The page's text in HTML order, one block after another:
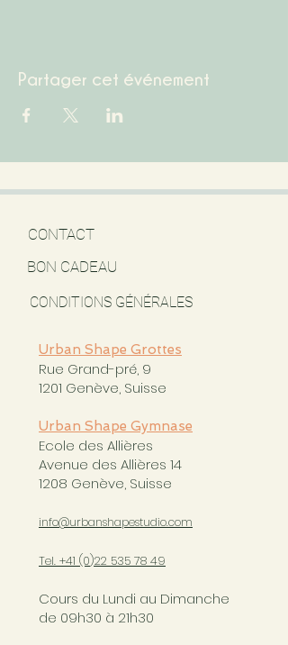
Partager cet événement
CONTACT
BON CADEAU
CONDITIONS GÉNÉRALES
Urban Shape Grottes
Rue Grand-pré, 9
1201 Genève, Suisse
Urban Shape Gymnase
Ecole des Allières
Avenue des Allières 14
1208 Genève, Suisse
info@urbanshapestudio.com
Tel. +41 (0)22 535 78 49
Cours du Lundi au Dimanche
de 09h30 à 21h30